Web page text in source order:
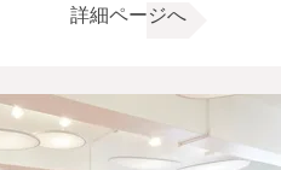
詳細ページへ